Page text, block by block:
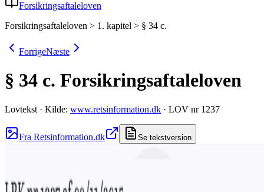
Forsikringsaftaleloven
Forsikringsaftaleloven > 1. kapitel > § 34 c.
ForrigeNæste
§ 34 c. Forsikringsaftaleloven
Lovtekst · Kilde: www.retsinformation.dk · LOV nr 1237
Fra Retsinformation.dk Se tekstversion